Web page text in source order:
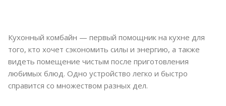
Кухонный комбайн — первый помощник на кухне для
того, кто хочет сэкономить силы и энергию, а также
видеть помещение чистым после приготовления
любимых блюд. Одно устройство легко и быстро
справится со множеством разных дел.